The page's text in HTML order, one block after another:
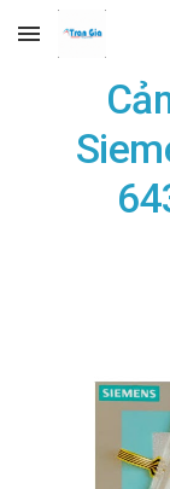
Skip to main